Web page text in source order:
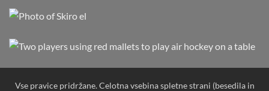
Vse pravice pridržane. Celotna vsebina spletne strani (besedila in